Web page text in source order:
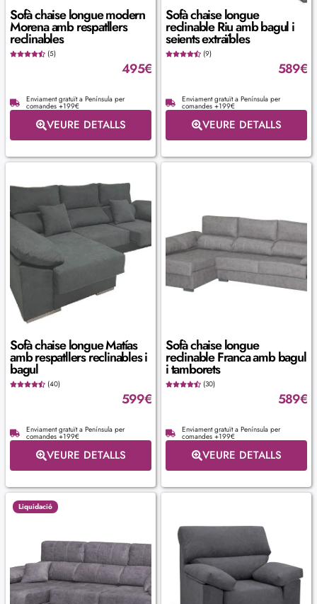
Sofà chaise longue modern
Morena amb respatllers
reclinables
(5)
495€
Enviament gratuït a Península per
comandes +199€
VEURE DETALLS
Sofà chaise longue
reclinable Riu amb bagul i
seients extraïbles
(9)
589€
Enviament gratuït a Península per
comandes +199€
VEURE DETALLS
Sofà chaise longue Matías
amb respatllers reclinables i
bagul
(40)
599€
Enviament gratuït a Península per
comandes +199€
VEURE DETALLS
Sofà chaise longue
reclinable Franca amb bagul
i tamborets
(30)
589€
Enviament gratuït a Península per
comandes +199€
VEURE DETALLS
Liquidació